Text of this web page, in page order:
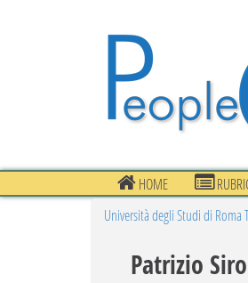
HOME
Università degli Studi di Roma
Patrizio